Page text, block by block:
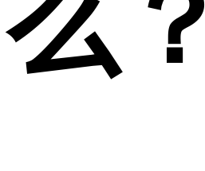
么？